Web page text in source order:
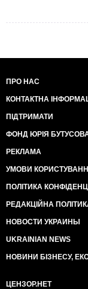
ПРО НАС
КОНТАКТНА
ПІДТРИМАТИ
ФОНД ЮРІЯ
РЕКЛАМА
УМОВИ
ПОЛІТИКА
РЕДАКЦІЙНА
НОВОСТИ УКРАИНЫ
UKRAINIAN NEWS
НОВИНИ БІЗНЕСУ,
ЦЕНЗОР.НЕТ